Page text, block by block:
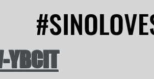
YBCIT